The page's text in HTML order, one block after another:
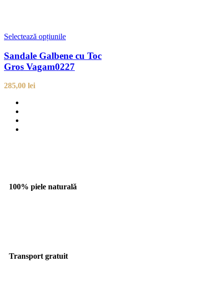
Selectează opțiunile
Sandale Galbene cu Toc
Gros Vagam0227
285,00 lei
100% piele naturală
Transport gratuit